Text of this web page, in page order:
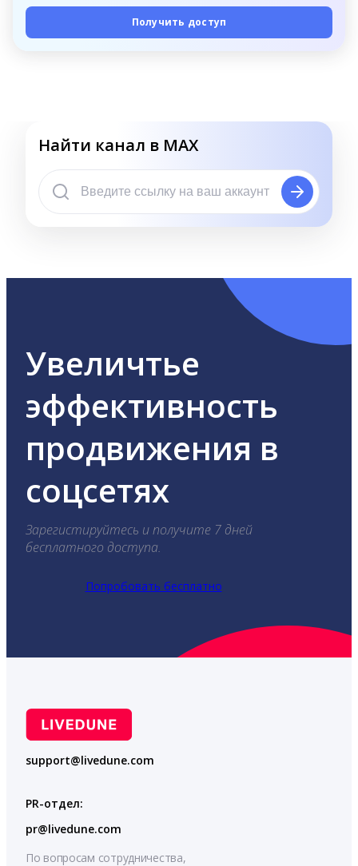
Получить доступ
Найти канал в MAX
Увеличтье
эффективность
продвижения в
соцсетях
Зарегистируйтесь и получите 7 дней
бесплатного доступа.
Попробовать бесплатно
support@livedune.com
PR-отдел:
pr@livedune.com
По вопросам сотрудничества,